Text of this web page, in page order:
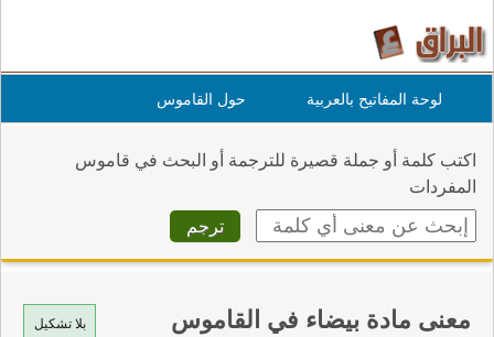
لوحة المفاتيح بالعربية حول القاموس
اكتب كلمة أو جملة قصيرة للترجمة أو البحث في قاموس
المفردات
بلا تشكيل معنى مادة بيضاء في القاموس